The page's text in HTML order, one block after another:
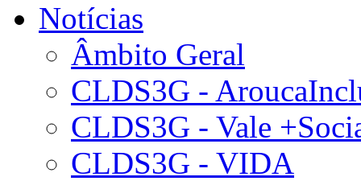
Notícias
Âmbito Geral
CLDS3G -
CLDS3G - Vale
CLDS3G - VIDA